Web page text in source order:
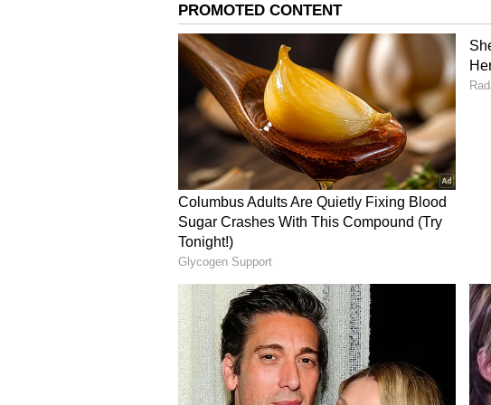
Image Credit :
கடகம்
சுக்கிர பகவான் கடக ராசியின் முதல்
இதனால் ஜூன் 8 முதல் உங்களுக்கு
கூறலாம். புதிய வேலை தேடிக்
வேலை அமையும். பணப்புழக்கம் கணிசமாக